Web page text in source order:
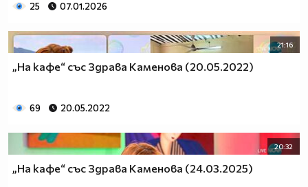
25 07.01.2026
21:16
„На кафе“ със Здрава Каменова (20.05.2022)
69 20.05.2022
20:32
„На кафе“ със Здрава Каменова (24.03.2025)